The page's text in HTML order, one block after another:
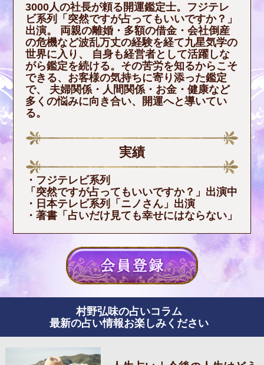
3000人の社長が頼る開運鑑定士。フジテレ
ビ系列「突然ですが占ってもいいですか？」
出演。 両親の離婚・多額の借金・会社倒産
の危機など波乱万丈の経験を経て九星気学の
世界に入り、 自身も経営者として活躍しな
がら鑑定を続ける。その苦労を知るからこそ
できる、お客様の気持ちに寄り添った鑑定
で、 夫婦関係・人間関係・お金・健康など
多くの悩みに向き合い、開運へと導いてい
る。
実績
・フジテレビ系列
「突然ですが占ってもいいですか？」出演中
・日本テレビ系列「ニノさん」出演
・著書「占いだけ見ても幸せにはならない」
村野弘味の占いコラム
最新の占い情報お楽しみください